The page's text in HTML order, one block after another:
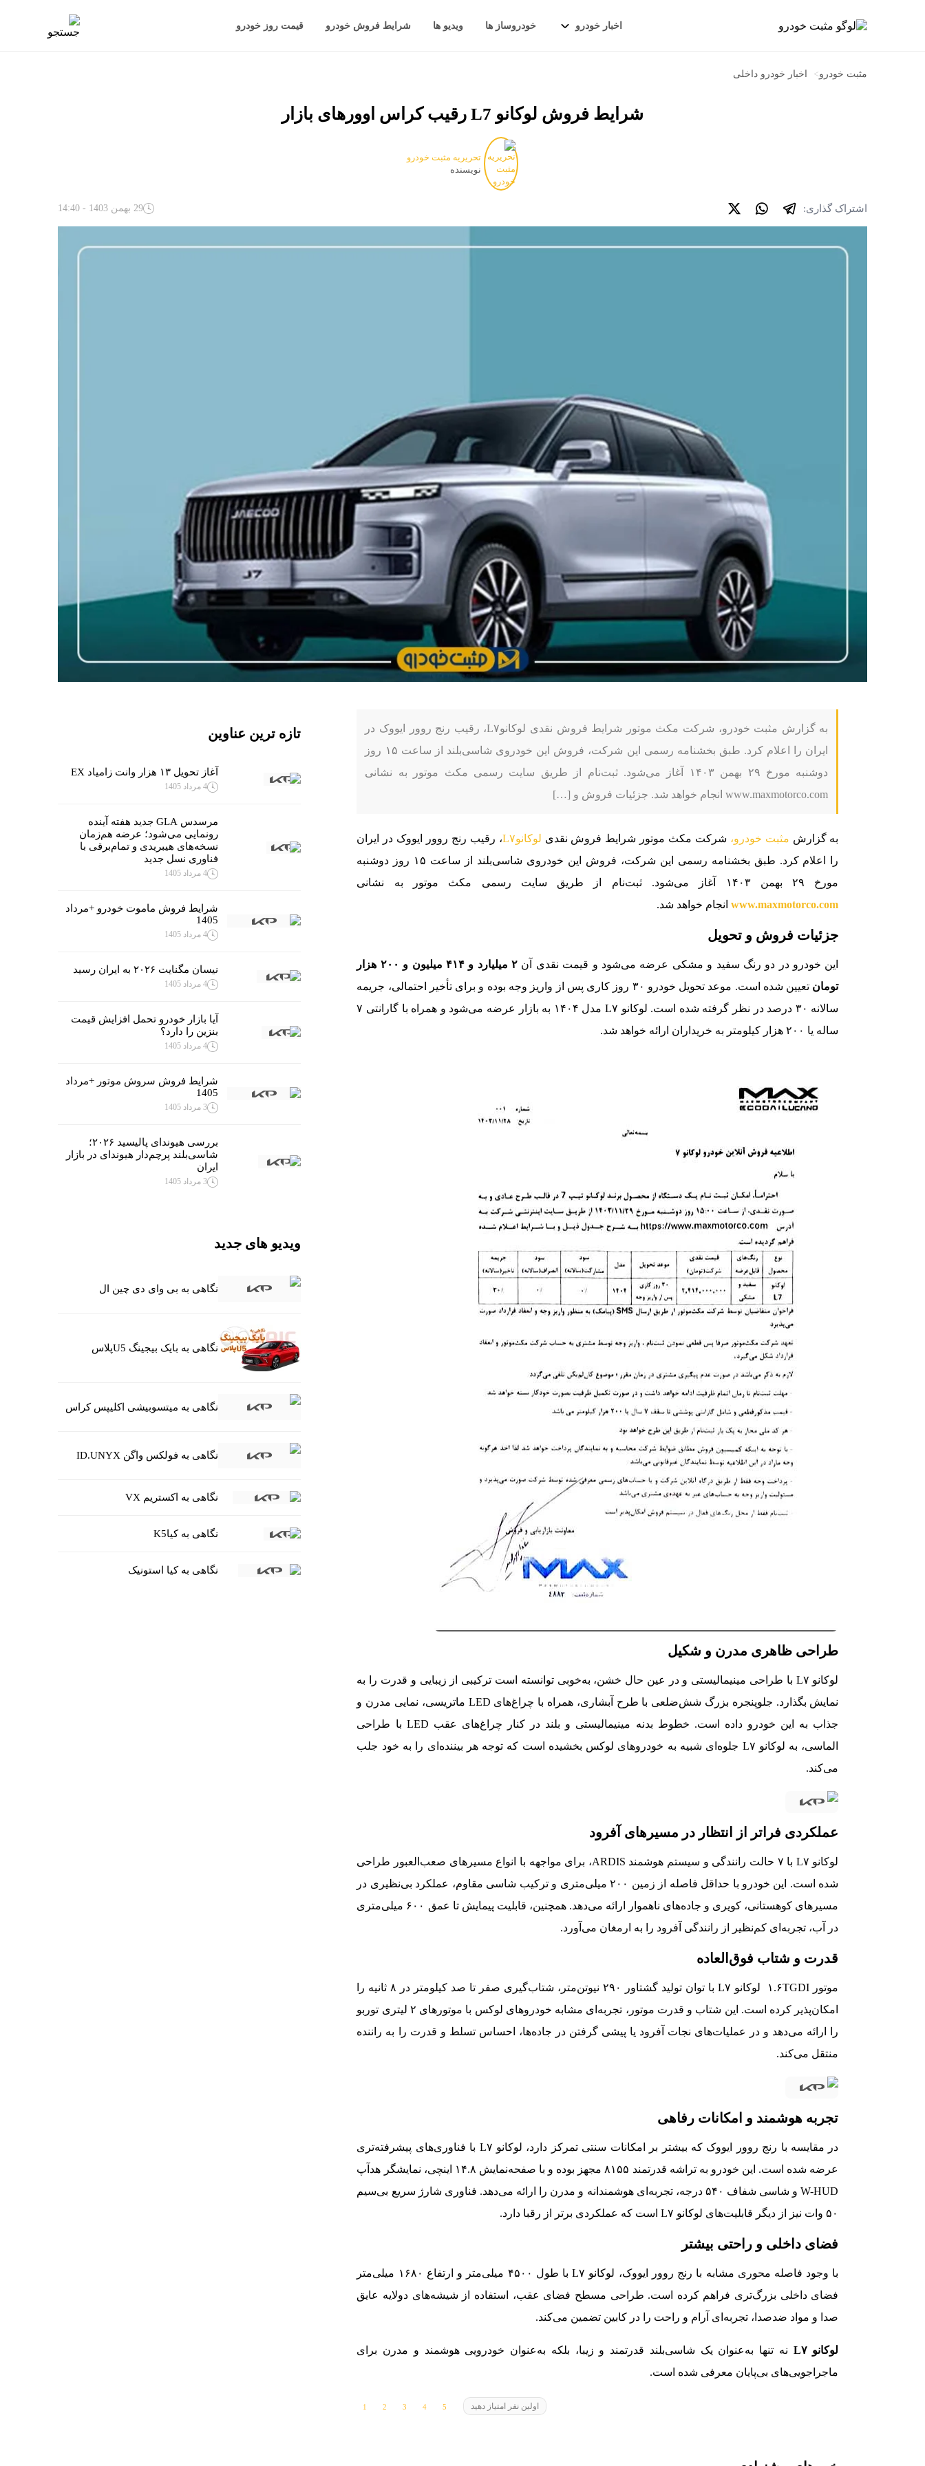
اخبار خودرو خودروساز ها ویدیو ها شرایط فروش خودرو قیمت روز خودرو
مثبت خودرو> اخبار خودرو داخلی
شرایط فروش لوکانو L7 رقیب کراس اوورهای بازار
تحریریه مثبت خودرو
نویسنده
اشتراک گذاری: 29 بهمن 1403 - 14:40
به گزارش مثبت خودرو، شرکت مکث موتور شرایط فروش نقدی لوکانوL۷، رقیب رنج روور ایووک در
ایران را اعلام کرد. طبق بخشنامه رسمی این شرکت، فروش این خودروی شاسی‌بلند از ساعت ۱۵ روز
دوشنبه مورخ ۲۹ بهمن ۱۴۰۳ آغاز می‌شود. ثبت‌نام از طریق سایت رسمی مکث موتور به نشانی
www.maxmotorco.com انجام خواهد شد. جزئیات فروش و […]
به گزارش مثبت خودرو، شرکت مکث موتور شرایط فروش نقدی لوکانوL۷
، رقیب رنج روور ایووک در ایران
را اعلام کرد. طبق بخشنامه رسمی این شرکت، فروش این خودروی شاسی‌بلند از ساعت ۱۵ روز دوشنبه
مورخ ۲۹ بهمن ۱۴۰۳ آغاز می‌شود. ثبت‌نام از طریق سایت رسمی مکث موتور به نشانی
www.maxmotorco.comانجام خواهد شد.
جزئیات فروش و تحویل
این خودرو در دو رنگ سفید و مشکی عرضه می‌شود و قیمت نقدی آن ۲
میلیارد و ۴۱۴ میلیون و ۲۰۰ هزار
تومان
تعیین شده است. موعد تحویل خودرو ۳۰ روز کاری پس از واریز وجه بوده و برای تأخیر احتمالی، جریمه
سالانه ۳۰ درصد در نظر گرفته شده است. لوکانو L۷ مدل ۱۴۰۴ به بازار عرضه می‌شود و همراه با گارانتی ۷
ساله یا ۲۰۰ هزار کیلومتر به خریداران ارائه خواهد شد.
طراحی ظاهری مدرن و شکیل
لوکانو L۷ با طراحی مینیمالیستی و در عین حال خشن، به‌خوبی توانسته است ترکیبی از زیبایی و قدرت را به
نمایش بگذارد. جلوپنجره بزرگ شش‌ضلعی با طرح آبشاری، همراه با چراغ‌های LED ماتریسی، نمایی مدرن و
جذاب به این خودرو داده است. خطوط بدنه مینیمالیستی و بلند در کنار چراغ‌های عقب LED با طراحی
الماسی، به لوکانو L۷ جلوه‌ای شبیه به خودروهای لوکس بخشیده است که توجه هر بیننده‌ای را به خود جلب
می‌کند.
عملکردی فراتر از انتظار در مسیرهای آفرود
لوکانو L۷ با ۷ حالت رانندگی و سیستم هوشمند ARDIS، برای مواجهه با انواع مسیرهای صعب‌العبور طراحی
شده است. این خودرو با حداقل فاصله از زمین ۲۰۰ میلی‌متری و ترکیب شاسی مقاوم، عملکرد بی‌نظیری در
مسیرهای کوهستانی، کویری و جاده‌های ناهموار ارائه می‌دهد. همچنین، قابلیت پیمایش تا عمق ۶۰۰ میلی‌متری
در آب، تجربه‌ای کم‌نظیر از رانندگی آفرود را به ارمغان می‌آورد.
قدرت و شتاب فوق‌العاده
موتور ۱.۶TGDI لوکانو L۷ با توان تولید گشتاور ۲۹۰ نیوتن‌متر، شتاب‌گیری صفر تا صد کیلومتر در ۸ ثانیه را
امکان‌پذیر کرده است. این شتاب و قدرت موتور، تجربه‌ای مشابه خودروهای لوکس با موتورهای ۲ لیتری توربو
را ارائه می‌دهد و در عملیات‌های نجات آفرود یا پیشی گرفتن در جاده‌ها، احساس تسلط و قدرت را به راننده
منتقل می‌کند.
تجربه هوشمند و امکانات رفاهی
در مقایسه با رنج روور ایووک که بیشتر بر امکانات سنتی تمرکز دارد، لوکانو L۷ با فناوری‌های پیشرفته‌تری
عرضه شده است. این خودرو به تراشه قدرتمند ۸۱۵۵ مجهز بوده و با صفحه‌نمایش ۱۴.۸ اینچی، نمایشگر هدآپ
W-HUD و شاسی شفاف ۵۴۰ درجه، تجربه‌ای هوشمندانه و مدرن را ارائه می‌دهد. فناوری شارژ سریع بی‌سیم
۵۰ وات نیز از دیگر قابلیت‌های لوکانو L۷ است که عملکردی برتر از رقبا دارد.
فضای داخلی و راحتی بیشتر
با وجود فاصله محوری مشابه با رنج روور ایووک، لوکانو L۷ با طول ۴۵۰۰ میلی‌متر و ارتفاع ۱۶۸۰ میلی‌متر
فضای داخلی بزرگ‌تری فراهم کرده است. طراحی مسطح فضای عقب، استفاده از شیشه‌های دولایه عایق
صدا و مواد ضدصدا، تجربه‌ای آرام و راحت را در کابین تضمین می‌کند.
لوکانو L۷
نه ‌تنها به‌عنوان یک شاسی‌بلند قدرتمند و زیبا، بلکه به‌عنوان خودرویی هوشمند و مدرن برای
ماجراجویی‌های بی‌پایان معرفی شده است.
اولین نفر امتیاز دهید
تازه ترین عناوین
آغاز تحویل ۱۳ هزار وانت زامیاد EX
4 مرداد 1405
مرسدس GLA جدید هفته آینده
رونمایی می‌شود؛ عرضه هم‌زمان
نسخه‌های هیبریدی و تمام‌برقی با
فناوری نسل جدید
4 مرداد 1405
شرایط فروش ماموت خودرو +مرداد
1405
4 مرداد 1405
نیسان مگنایت ۲۰۲۶ به ایران رسید
4 مرداد 1405
آیا بازار خودرو تحمل افزایش قیمت
بنزین را دارد؟
4 مرداد 1405
شرایط فروش سروش موتور +مرداد
1405
3 مرداد 1405
بررسی هیوندای پالیسید ۲۰۲۶؛
شاسی‌بلند پرچم‌دار هیوندای در بازار
ایران
3 مرداد 1405
ویدیو های جدید
نگاهی به بی وای دی چین ال
نگاهی به بایک بیجینگ U5پلاس
نگاهی به میتسوبیشی اکلیپس کراس
نگاهی به فولکس واگن ID.UNYX
نگاهی به اکستریم VX
نگاهی به کیاK5
نگاهی به کیا استونیک